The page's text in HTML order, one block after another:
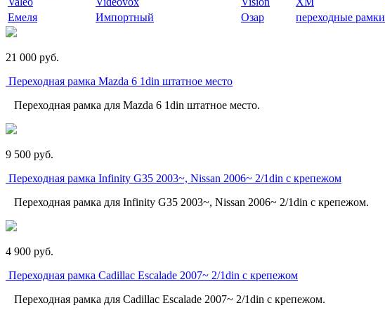
Емеля
Импортный Озар переходные рамки
21 000 pуб.
Переходная рамка Mazda 6 1din штатное место
Переходная рамка для Mazda 6 1din штатное место.
9 500 pуб.
Переходная рамка Infinity G35 2003~, Nissan 2006~ 2/1din с крепежом
Переходная рамка для Infinity G35 2003~, Nissan 2006~ 2/1din с крепежом.
4 900 pуб.
Переходная рамка Cadillac Escalade 2007~ 2/1din с крепежом
Переходная рамка для Cadillac Escalade 2007~ 2/1din с крепежом.